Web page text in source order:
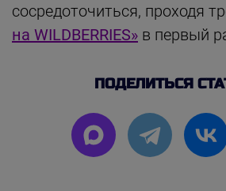
сосредоточиться, проходя
на WILDBERRIES» в первый
ПОДЕЛИТЬСЯ